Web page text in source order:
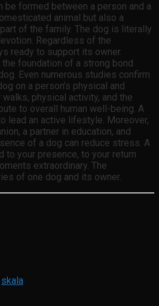
be formed between a person and a
animal but also a
of the family. The dog is literally
Regardless of the
ready to support its owner.
foundation of a strong bond
Even numerous studies confirm
on a person’s physical and
physical activity, and the
to overall human well-being. A
lead an active lifestyle. Moreover,
a partner in education, and
of a dog can reduce stress. A
to your presence, to your return
extraordinary. The
of one dog and its owner.
skala